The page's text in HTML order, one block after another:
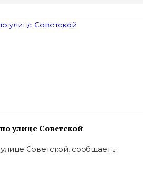
улице Советской
Советской, сообщает ...